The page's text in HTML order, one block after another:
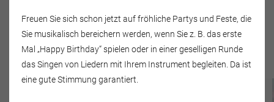
Das „fröhliche"
Unterrichtsangebot umfasst:
Freuen Sie sich schon jetzt auf fröhliche Partys und Feste, die
Sie musikalisch bereichern werden, wenn Sie z. B. das erste
Mal „Happy Birthday“ spielen oder in einer geselligen Runde
das Singen von Liedern mit Ihrem Instrument begleiten. Da ist
eine gute Stimmung garantiert.